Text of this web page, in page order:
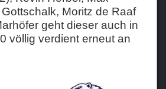
Moritz de Raaf
geht dieser auch in
völlig verdient erneut an